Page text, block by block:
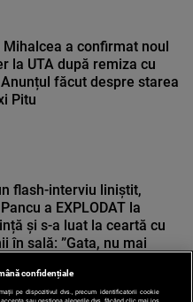
a confirmat noul
la UTA după remiza cu
Anunțul făcut despre starea
Pitu
flash-interviu liniștit,
a EXPLODAT la
și s-a luat la ceartă cu
în sală: ”Gata, nu mai
confidențiale
pe dispozitivul dvs., precum identificatorii cookie
sau gestiona alegerile dvs. făcând clic mai jos